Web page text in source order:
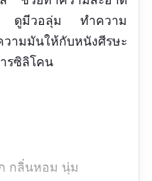
น ดูมีวอลุ่ม ทำความ
มมันให้กับหนังศีรษะ
รซิลิโคน
กลิ่นหอม นุ่ม